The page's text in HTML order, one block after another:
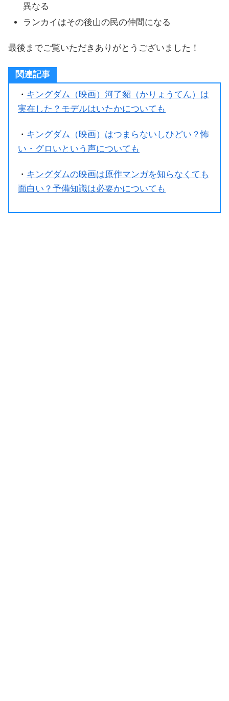
異なる
ランカイはその後山の民の仲間になる
最後までご覧いただきありがとうございました！
関連記事
・ キングダム（映画）河了貂（かりょうてん）は
実在した？モデルはいたかについても
・ キングダム（映画）はつまらないしひどい？怖
い・グロいという声についても
・ キングダムの映画は原作マンガを知らなくても
面白い？予備知識は必要かについても